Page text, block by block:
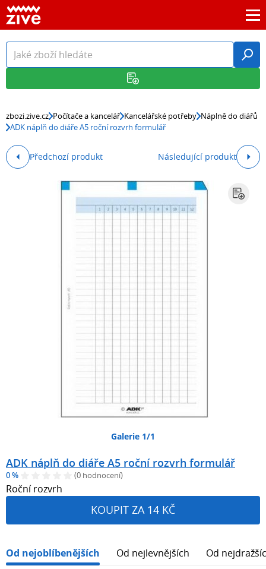
zbozi.zive.cz Počítače a kancelář Kancelářské potřeby Náplně do diářů
ADK náplň do diáře A5 roční rozvrh formulář
Předchozí produkt Následující produkt
Galerie 1/1
ADK náplň do diáře A5 roční rozvrh formulář
0 % (0 hodnocení)
Roční rozvrh
KOUPIT ZA 14 KČ
Od nejoblíbenějších Od nejlevnějších Od